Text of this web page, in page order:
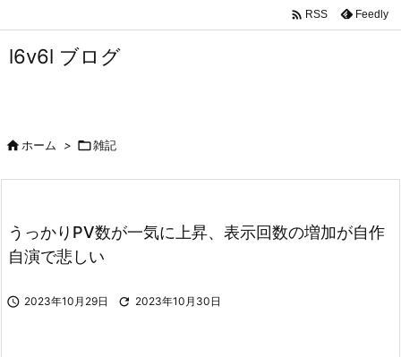
 RSS Feedly
l6v6l ブログ
ホーム > 雑記
うっかりPV数が一気に上昇、表示回数の増加が自作
自演で悲しい
 2023年10月29日  2023年10月30日